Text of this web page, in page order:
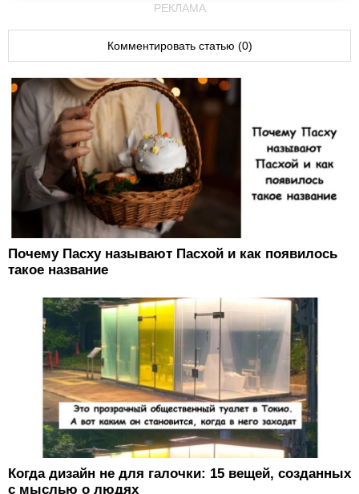
РЕКЛАМА
Комментировать статью (0)
Почему Пасху называют Пасхой и как появилось
такое название
Когда дизайн не для галочки: 15 вещей, созданных
с мыслью о людях